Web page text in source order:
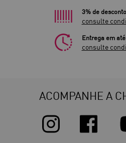
3% de
consulte
Entrega em
consulte
ACOMPANHE A